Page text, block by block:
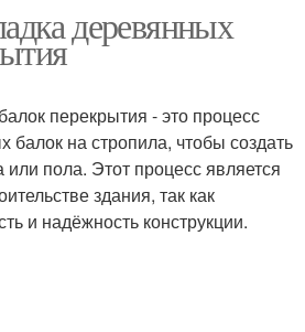
деревянных
перекрытия - это процесс
балок на стропила, чтобы создать
или пола. Этот процесс является
здания, так как
и надёжность конструкции.